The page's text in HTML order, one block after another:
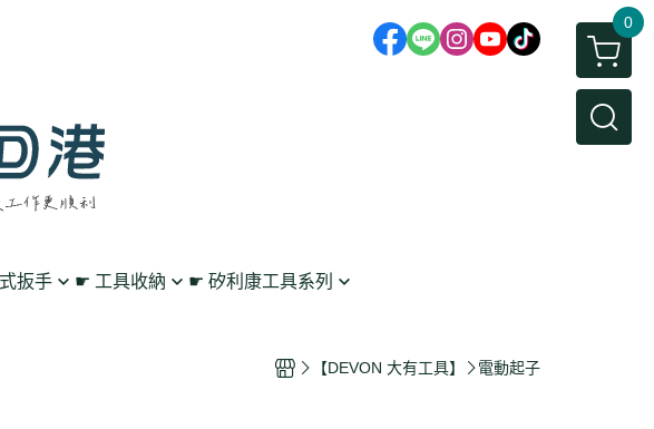
0
扳手 ☛ 工具收納 ☛ 矽利康工具系列
【DEVON 大有工具】 電動起子